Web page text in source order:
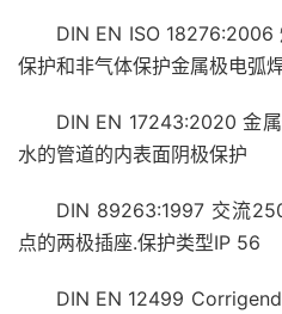
DIN EN ISO 18276:2006
保护和非气体保护金属极电弧
DIN EN 17243:2020 金
水的管道的内表面阴极保护
DIN 89263:1997 交流
点的两极插座.保护类型IP 56
DIN EN 12499